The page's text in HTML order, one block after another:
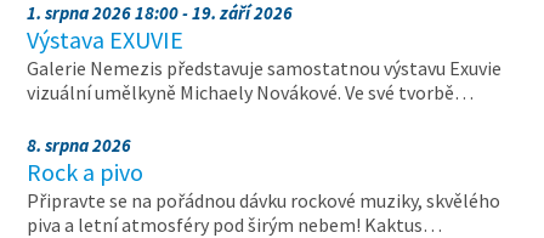
1. srpna 2026 18:00 - 19. září 2026
Výstava EXUVIE
Galerie Nemezis představuje samostatnou výstavu Exuvie
vizuální umělkyně Michaely Novákové. Ve své tvorbě…
8. srpna 2026
Rock a pivo
Připravte se na pořádnou dávku rockové muziky, skvělého
piva a letní atmosféry pod širým nebem! Kaktus…